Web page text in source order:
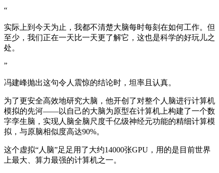
“
实际上到今天为止，我都不清楚大脑每时每刻在如何工作。但
至少，我们正在一天比一天更了解它，这也是科学的好玩儿之
处。
”
冯建峰抛出这句令人震惊的结论时，坦率且认真。
为了更安全高效地研究大脑，他开创了对整个人脑进行计算机
模拟的先河——以自己的大脑为原型在计算机上构建了一个数
字孪生脑，实现人脑全脑尺度千亿级神经元功能的精细计算模
拟，与原脑相似度高达90%。
这个虚拟“人脑”足足用了大约14000张GPU，用的是目前世界
上最大、算力最强的计算机之一。